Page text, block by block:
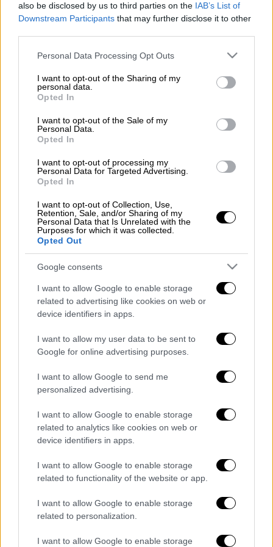
also be disclosed by us to third parties on the IAB’s List of
Downstream Participants that may further disclose it to other
Please note that this website/app uses one or more Google
not limited to your visit or usage behaviour. You may click to
grant or deny consent to Google and its third-party tags to
use your data for below specified purposes in below Google
consent section.
Personal Data Processing Opt Outs
I want to opt-out of the Sharing of my
personal data.
Opted In
I want to opt-out of the Sale of my
Personal Data.
Opted In
I want to opt-out of processing my
Personal Data for Targeted Advertising.
Opted In
I want to opt-out of Collection, Use,
Retention, Sale, and/or Sharing of my
Personal Data that Is Unrelated with the
Purposes for which it was collected.
Opted Out
Google consents
I want to allow Google to enable storage
related to advertising like cookies on web or
device identifiers in apps.
I want to allow my user data to be sent to
Google for online advertising purposes.
I want to allow Google to send me
personalized advertising.
I want to allow Google to enable storage
related to analytics like cookies on web or
device identifiers in apps.
I want to allow Google to enable storage
related to functionality of the website or app.
I want to allow Google to enable storage
related to personalization.
I want to allow Google to enable storage
ΔΙΑΒΑΣΤΕ ΕΠΙΣΗΣ
Πολιτική|06.09.2025 15:34
Τσιάρας στην «Η»: Είναι ιστορική
ευθύνη αυτής της κυβέρνησης να
δώσει λύση στο θέμα του ΟΠΕΚΕΠΕ
Πολιτική|06.09.2025 15:38
Μπελέρης στην «Η»: Απαιτούνται
άμεσα μέτρα για την αντιμετώπιση
του δημογραφικού
Παράλληλα, προστίθενται στις υπάρχουσες
ψηφιακές υπηρεσίες περίπου
διαθέσιμα ραντεβού
γιατρού σε δημόσια δομή σε χρόνο που,
όπως τονίζεται, δεν έχει προηγούμενο. Η
πλήρη λειτουργία εντός των επόμενων
τριών εβδομάδων.
Διαβάστε περισσότερα στοimerisia.gr